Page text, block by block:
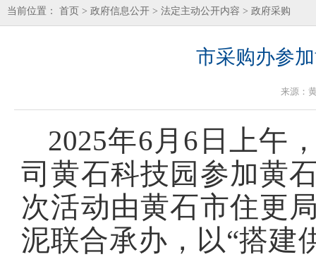
当前位置： 首页 > 政府信息公开 > 法定主动公开内容 > 政府采购
市采购办参
来源：
2025年6月6日上午
司黄石科技园参加黄
次活动由黄石市住更
泥联合承办，以“搭建